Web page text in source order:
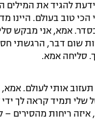
להגיד את המילים
טוב בעולם. היינו
אמא, אני מבקש
שום דבר, הרגשתי
סליחה אמא.
אותי לעולם. אמא,
שלי תמיד קראה לך
איזה ריחות מהסירים